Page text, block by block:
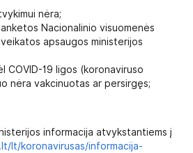
nėra;
Nacionalinio visuomenės
apsaugos ministerijos
COVID-19 ligos (koronaviruso
nėra vakcinuotas ar persirgęs;
informacija atvykstantiems į
lt/koronavirusas/informacija-